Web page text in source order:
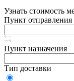
Узнать стоимость
Пункт отправления
Пункт назначения
Тип доставки